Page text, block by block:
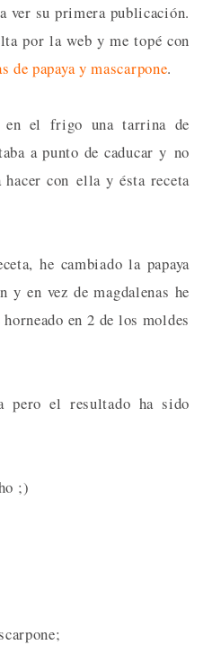
ver su primera publicación.
por la web y me topé con
de papaya y mascarpone.
en el frigo una tarrina de
a punto de caducar y no
con ella y ésta receta
he cambiado la papaya
y en vez de magdalenas he
en 2 de los moldes
pero el resultado ha sido
;)